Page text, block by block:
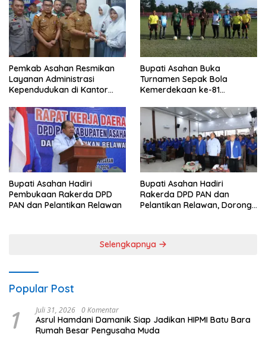
Pemkab Asahan Resmikan
Layanan Administrasi
Kependudukan di Kantor
Bupati Asahan Buka
Turnamen Sepak Bola
Kemerdekaan ke-81
0208/Asahan
Bupati Asahan Hadiri
Pembukaan Rakerda DPD
PAN dan Pelantikan Relawan
Bupati Asahan Hadiri
Rakerda DPD PAN dan
Pelantikan Relawan, Dorong
Selengkapnya
Popular Post
1 Juli 31, 2026 0 Komentar
Asrul Hamdani Damanik Siap Jadikan HIPMI Batu Bara
Rumah Besar Pengusaha Muda